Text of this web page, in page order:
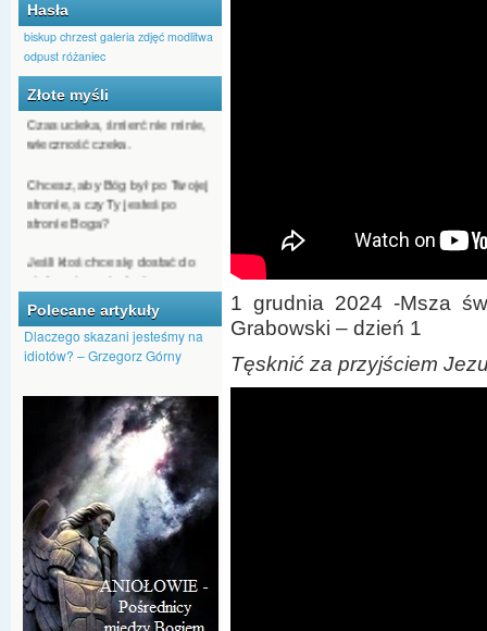
Hasła
biskup chrzest galeria zdjęć modlitwa
odpust różaniec
Złote myśli
Czas ucieka, śmierć nie minie,
wieczność czeka.
stronie, a czy Ty jesteś po
stronie Boga?
nieba, nie może być
Nawet kąkol może Bóg
przeistoczyć w pszenicę.
przemienił, aby na nowo
pojawiło się w nas Boże
tchnienie.
Polecane artykuły
Dlaczego skazani jesteśmy na
idiotów? – Grzegorz Górny
1 grudnia 2024 -Msza
Grabowski – dzień 1
Tęsknić za przyjściem